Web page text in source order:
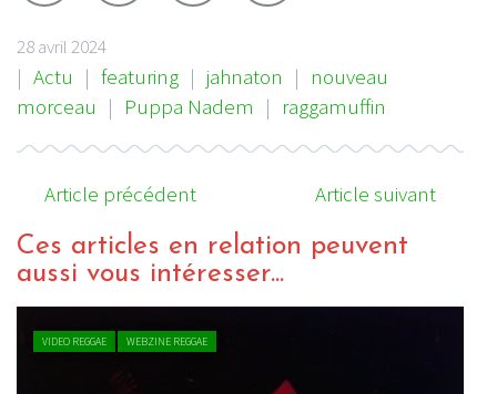
28 avril 2024
| Actu | featuring | jahnaton | nouveau
morceau | Puppa Nadem | raggamuffin
Article précédent Article suivant
Ces articles en relation peuvent
aussi vous intéresser...
VIDEO REGGAE WEBZINE REGGAE